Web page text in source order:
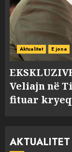
Aktualitet E jona
Veliajn në
fituar
AKTUALITET